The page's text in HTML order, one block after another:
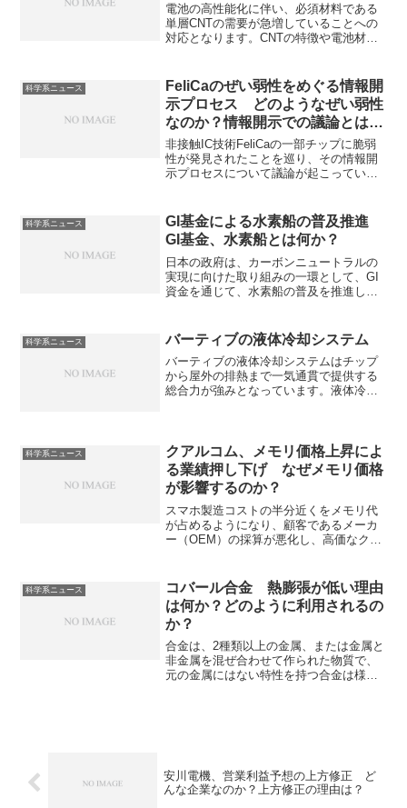
電池の高性能化に伴い、必須材料である
単層CNTの需要が急増していることへの
対応となります。CNTの特徴や電池材料
科学系ニュース
FeliCaのぜい弱性をめぐる情報開
示プロセス どのようなぜい弱性
なのか？情報開示での議論とは何
か？
非接触IC技術FeliCaの一部チップに脆弱
性が発見されたことを巡り、その情報開
示プロセスについて議論が起こっていま
います。セキュリティリスクが発生した
際の、協調的な開示とは何かを知ること
ができます。
科学系ニュース
GI基金による水素船の普及推進
GI基金、水素船とは何か？
日本の政府は、カーボンニュートラルの
実現に向けた取り組みの一環として、GI
資金を通じて、水素船の普及を推進して
があるのかを知ることができます。
科学系ニュース バーティブの液体冷却システム
バーティブの液体冷却システムはチップ
から屋外の排熱まで一気通貫で提供する
総合力が強みとなっています。液体冷却
科学系ニュース
クアルコム、メモリ価格上昇によ
る業績押し下げ なぜメモリ価格
が影響するのか？
スマホ製造コストの半分近くをメモリ代
が占めるようになり、顧客であるメーカ
ー（OEM）の採算が悪化し、高価なクア
を知ることができます。
科学系ニュース
コバール合金 熱膨張が低い理由
は何か？どのように利用されるの
か？
合金は、2種類以上の金属、または金属と
非金属を混ぜ合わせて作られた物質で、
元の金属にはない特性を持つ合金は様々
安川電機、営業利益予想の上方修正 ど
んな企業なのか？上方修正の理由は？